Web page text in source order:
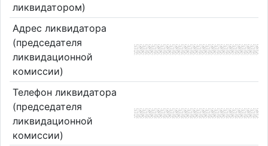
ликвидатором)
Адрес ликвидатора
(председателя
ликвидационной
комиссии)
Телефон ликвидатора
(председателя
ликвидационной
комиссии)